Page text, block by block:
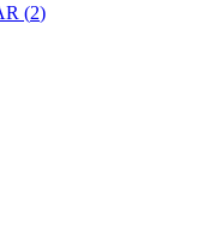
(2)